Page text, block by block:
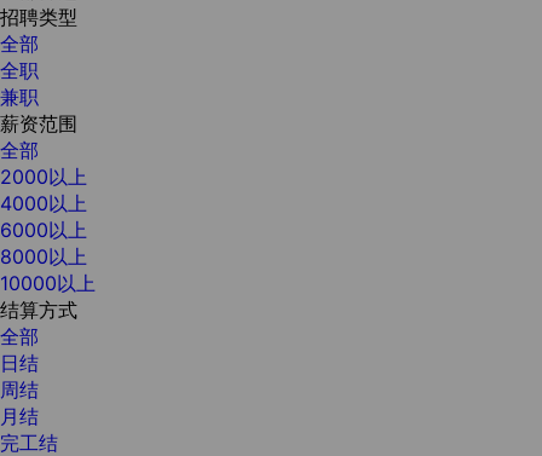
招聘类型
全部
全职
兼职
薪资范围
全部
2000以上
4000以上
6000以上
8000以上
10000以上
结算方式
全部
日结
周结
月结
完工结